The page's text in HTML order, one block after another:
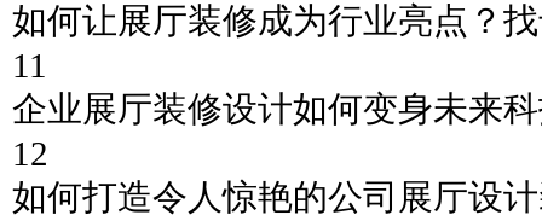
如何让展厅装修成为行业亮点？
11
企业展厅装修设计如何变身未来
12
如何打造令人惊艳的公司展厅设